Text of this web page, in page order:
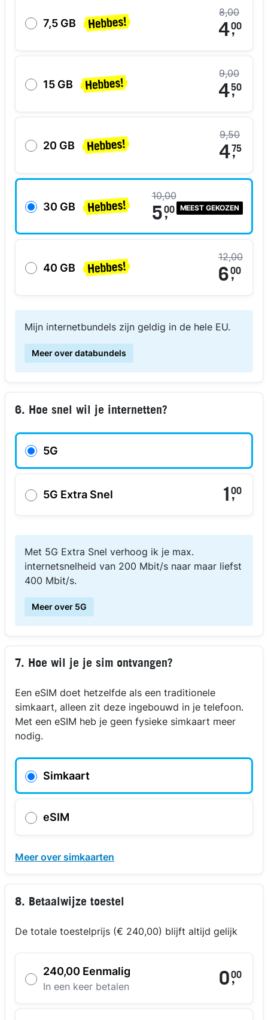
7,5 GB
8,00
4,
00
15 GB
9,00
4,
50
20 GB
9,50
4,75
30 GB MEEST GEKOZEN
10,00
5,
00
40 GB
12,00
6,
00
Mijn internetbundels zijn geldig in de hele EU.
Meer over databundels
6. Hoe snel wil je internetten?
5G
5G Extra Snel 1 ,
00
Met 5G Extra Snel verhoog ik je max.
internetsnelheid van 200 Mbit/s naar maar liefst
400 Mbit/s.
Meer over 5G
7. Hoe wil je je sim ontvangen?
Een eSIM doet hetzelfde als een traditionele
simkaart, alleen zit deze ingebouwd in je telefoon.
Met een eSIM heb je geen fysieke simkaart meer
nodig.
Simkaart
eSIM
Meer over simkaarten
8. Betaalwijze toestel
De totale toestelprijs (€ 240,00) blijft altijd gelijk
240,00 Eenmalig
In een keer betalen 0,
00